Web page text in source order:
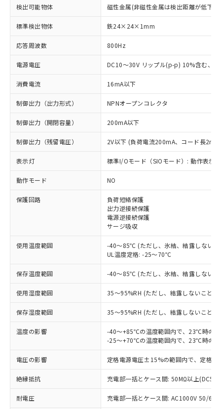
検出可能物体 磁性金属(非磁性金属は検出距離が低下し
標準検出物体 鉄24×24×1mm
応答周波数 800Hz
電源電圧 DC10～30V リップル(p-p) 10%含む、
消費電流 16mA以下
制御出力（出力形式） NPNオープンコレクタ
制御出力（開閉容量） 200mA以下
制御出力（残留電圧） 2V以下 (負荷電流200mA、コード長2m
表示灯 標準I/Oモード（SIOモード）: 動作表示
動作モード NO
保護回路
負荷短絡保護
出力逆接続保護
電源逆接続保護
サージ吸収
使用温度範囲
-40～85℃ (ただし、氷結、結露しないこ
UL温度定格: -25～70℃
保存温度範囲 -40～85℃ (ただし、氷結、結露しないこ
使用湿度範囲 35～95%RH (ただし、結露しないこと)
保存湿度範囲 35～95%RH (ただし、結露しないこと)
温度の影響
-40～+85℃の温度範囲内で、23℃時の
-25～+70℃の温度範囲内で、23℃時の
電圧の影響 定格電源電圧±15%の範囲内で、定格
絶縁抵抗 充電部一括とケース間: 50MΩ以上
耐電圧 充電部一括とケース間: AC1000V 50/
ご利用条件
ご利用ください。
本サービスは、当社制御機器事業取扱
商品の当社在庫状況および標準価格
(税抜)を提供させていただくもので
当社制御機器事業取扱商品の中には、
本サービスの対象外となる商品もある
ことをご了承ください。
対応済み：EU RoHS指令（10物質）の
非含有に対応した製品が提供可能な商品で
有に対応した製品に切り替える予定のある
商品です。
対応予定なし：EU RoHS指令（10物質）の
非含有に非対応の商品で、対応品を出す予
調査・確認中：EU RoHS指令（10物質）の
非含有の対応状況を調査中または確認中の
非該当品：ライセンス料など無形物で、有
害物質有無と関係のない商品です。
仕入先様の事情により、非含有部品として
むを得ず変更することがあります。
※1 中国RoHS○×表
「○」：最大均質材料含有率が中国RoHSの
基準値以下であることを示します。
「×」：最大均質材料含有率が中国RoHSの
基準値を超えていることを示します。
「－」：未確認です。当社販売部門へお問
当社は、これら貴社製品のうち、外国